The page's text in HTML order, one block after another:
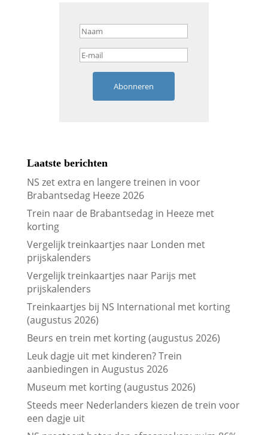
Abonneren
Laatste berichten
NS zet extra en langere treinen in voor
Brabantsedag Heeze 2026
Trein naar de Brabantsedag in Heeze met
korting
Vergelijk treinkaartjes naar Londen met
prijskalenders
Vergelijk treinkaartjes naar Parijs met
prijskalenders
Treinkaartjes bij NS International met korting
(augustus 2026)
Beurs en trein met korting (augustus 2026)
Leuk dagje uit met kinderen? Trein
aanbiedingen in Augustus 2026
Museum met korting (augustus 2026)
Steeds meer Nederlanders kiezen de trein voor
een dagje uit